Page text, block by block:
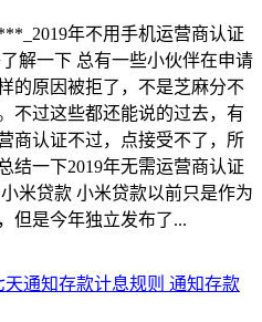
年不用手机运营商认证
解一下 总有一些小伙伴在申请
的原因被拒了，不是芝麻分不
不过这些都还能说的过去，有
商认证不过，点接受不了，所
结一下2019年无需运营商认证
米贷款 小米贷款以前只是作为
但是今年独立发布了...